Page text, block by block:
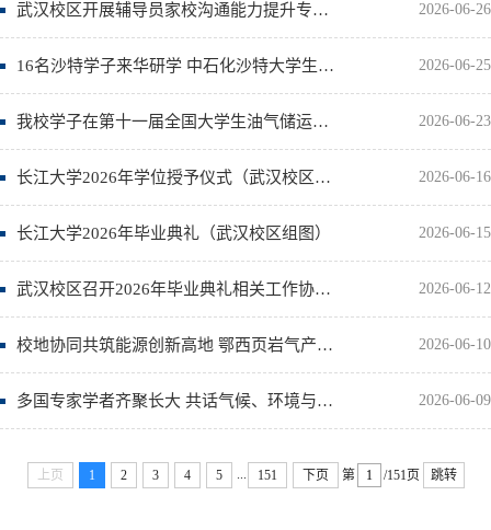
武汉校区开展辅导员家校沟通能力提升专题讲座 2026-06-26
16名沙特学子来华研学 中石化沙特大学生来华实习项目开班 2026-06-25
我校学子在第十一届全国大学生油气储运工程设计技能大赛中获一等奖 2026-06-23
长江大学2026年学位授予仪式（武汉校区组图） 2026-06-16
长江大学2026年毕业典礼（武汉校区组图） 2026-06-15
武汉校区召开2026年毕业典礼相关工作协调布置会 2026-06-12
校地协同共筑能源创新高地 鄂西页岩气产业研究院在长江大学揭牌 2026-06-10
多国专家学者齐聚长大 共话气候、环境与能源协同发展 2026-06-09
上页 1 2 3 4 5 151 下页 第 /151页 跳转